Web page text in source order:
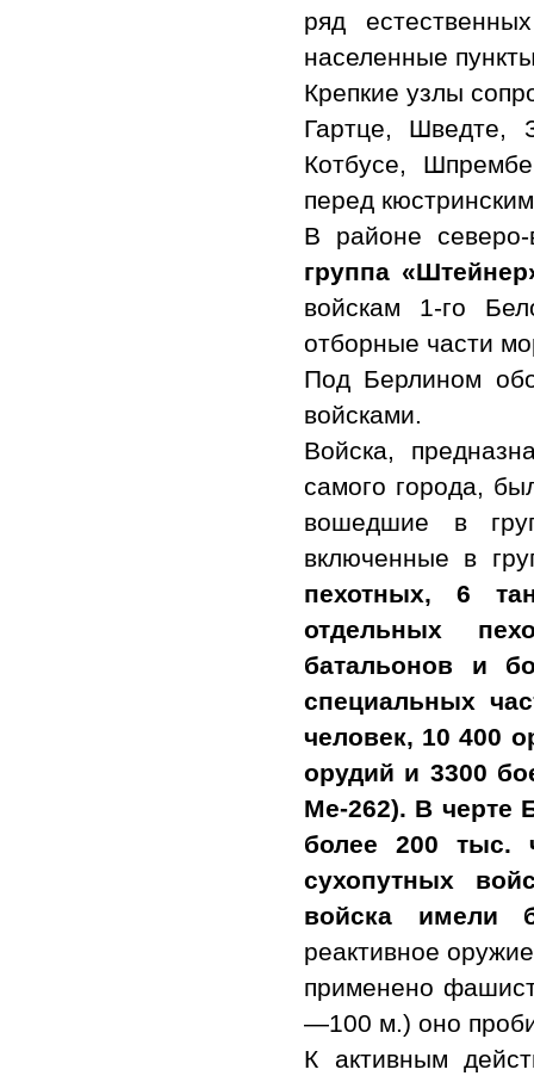
ряд
населенные
Крепкие узлы
Гартце, Шведте,
Котбусе,
перед
В районе
группа
войскам 1-го
отборные части
Под Берлином
войсками.
Войска,
самого города,
вошедшие в
включенные в
пехотных, 6
отдельных
батальонов и
специальных
человек, 10 400
орудий и 3300
Ме-262). В черте
более 200 тыс.
сухопутных
войска имели
реактивное
применено
—100 м.) оно
К активным